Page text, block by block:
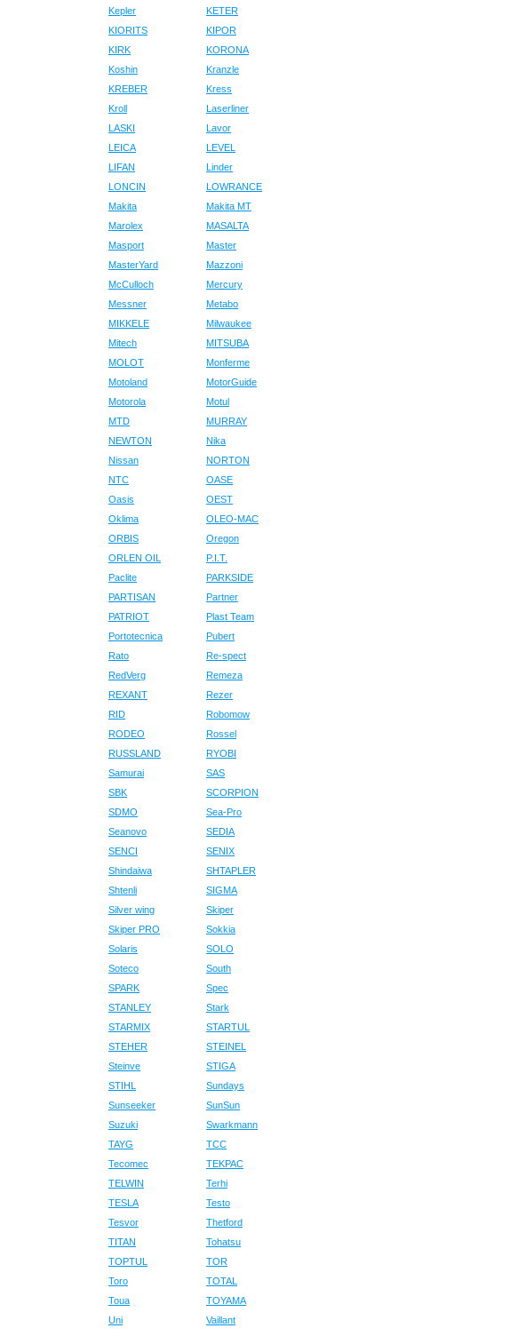
Kepler
KETER
KIORITS
KIPOR
KIRK
KORONA
Koshin
Kranzle
KREBER
Kress
Kroll
Laserliner
LASKI
Lavor
LEICA
LEVEL
LIFAN
Linder
LONCIN
LOWRANCE
Makita
Makita MT
Marolex
MASALTA
Masport
Master
MasterYard
Mazzoni
McCulloch
Mercury
Messner
Metabo
MIKKELE
Milwaukee
Mitech
MITSUBA
MOLOT
Monferme
Motoland
MotorGuide
Motorola
Motul
MTD
MURRAY
NEWTON
Nika
Nissan
NORTON
NTC
OASE
Oasis
OEST
Oklima
OLEO-MAC
ORBIS
Oregon
ORLEN OIL
P.I.T.
Paclite
PARKSIDE
PARTISAN
Partner
PATRIOT
Plast Team
Portotecnica
Pubert
Rato
Re-spect
RedVerg
Remeza
REXANT
Rezer
RID
Robomow
RODEO
Rossel
RUSSLAND
RYOBI
Samurai
SAS
SBK
SCORPION
SDMO
Sea-Pro
Seanovo
SEDIA
SENCI
SENIX
Shindaiwa
SHTAPLER
Shtenli
SIGMA
Silver wing
Skiper
Skiper PRO
Sokkia
Solaris
SOLO
Soteco
South
SPARK
Spec
STANLEY
Stark
STARMIX
STARTUL
STEHER
STEINEL
Steinve
STIGA
STIHL
Sundays
Sunseeker
SunSun
Suzuki
Swarkmann
TAYG
TCC
Tecomec
TEKPAC
TELWIN
Terhi
TESLA
Testo
Tesvor
Thetford
TITAN
Tohatsu
TOPTUL
TOR
Toro
TOTAL
Toua
TOYAMA
Uni
Vaillant